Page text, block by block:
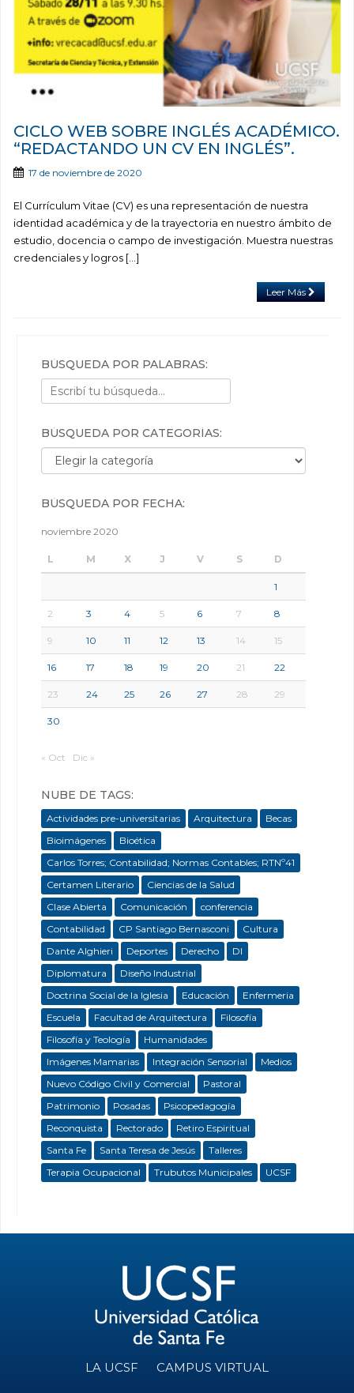
CICLO WEB SOBRE INGLÉS ACADÉMICO.
“REDACTANDO UN CV EN INGLÉS”.
17 de noviembre de 2020
El Currículum Vitae (CV) es una representación de nuestra
identidad académica y de la trayectoria en nuestro ámbito de
estudio, docencia o campo de investigación. Muestra nuestras
credenciales y logros […]
Leer Más
BÚSQUEDA POR PALABRAS:
BÚSQUEDA POR CATEGORÍAS:
Búsqueda por categorías:
BÚSQUEDA POR FECHA:
noviembre 2020
L M X J V S D
1
2 3 4 5 6 7 8
9 10 11 12 13 14 15
16 17 18 19 20 21 22
23 24 25 26 27 28 29
30
« Oct Dic »
NUBE DE TAGS:
Actividades pre-universitarias Arquitectura
Becas
Bioimágenes
Bioética
Carlos Torres; Contabilidad; Normas Contables; RTNº41
Certamen Literario
Ciencias de la Salud
Clase Abierta
Comunicación
conferencia
Contabilidad
CP Santiago Bernasconi
Cultura
Dante Alghieri
Deportes Derecho
DI
Diplomatura
Diseño Industrial
Doctrina Social de la Iglesia
Educación
Enfermeria
Escuela
Facultad de Arquitectura
Filosofía
Filosofía y Teología
Humanidades
Imágenes Mamarias
Integración Sensorial
Medios
Nuevo Código Civil y Comercial
Pastoral
Patrimonio
Posadas
Psicopedagogía
Reconquista
Rectorado
Retiro Espiritual
Santa Fe
Santa Teresa de Jesús
Talleres
Terapia Ocupacional
Trubutos Municipales UCSF
LA UCSF CAMPUS VIRTUAL